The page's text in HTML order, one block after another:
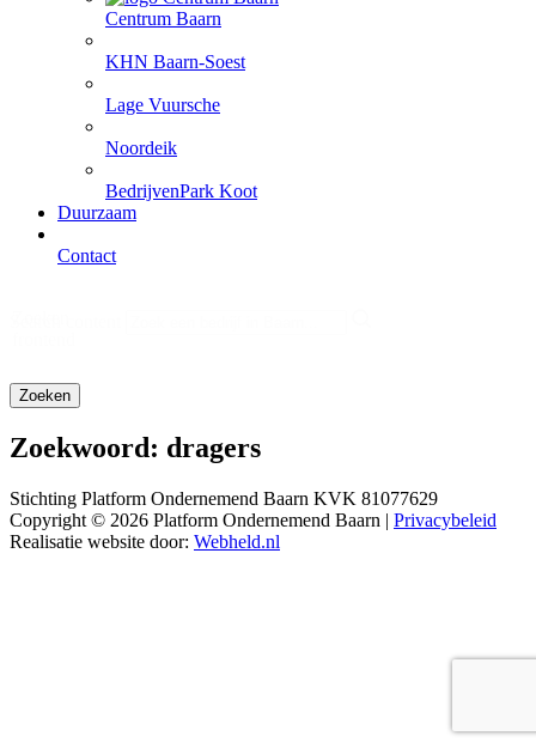
Centrum Baarn
KHN Baarn-Soest
Lage Vuursche
Noordeik
BedrijvenPark Koot
Duurzaam
Contact
Zoekwoord: dragers
Stichting Platform Ondernemend Baarn KVK 81077629
Copyright © 2026 Platform Ondernemend Baarn | Privacybeleid
Realisatie website door: Webheld.nl